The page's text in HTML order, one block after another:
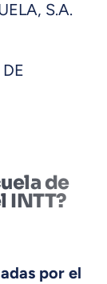
S.A.
de
INTT?
por el